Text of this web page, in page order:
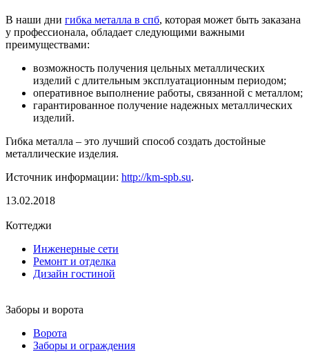
В наши дни гибка металла в спб, которая может быть заказана
у профессионала, обладает следующими важными
преимуществами:
возможность получения цельных металлических
изделий с длительным эксплуатационным периодом;
оперативное выполнение работы, связанной с металлом;
гарантированное получение надежных металлических
изделий.
Гибка металла – это лучший способ создать достойные
металлические изделия.
Источник информации: http://km-spb.su.
13.02.2018
Коттеджи
Инженерные сети
Ремонт и отделка
Дизайн гостиной
Заборы и ворота
Ворота
Заборы и ограждения